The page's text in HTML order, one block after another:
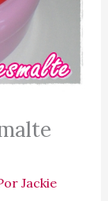
Jackie